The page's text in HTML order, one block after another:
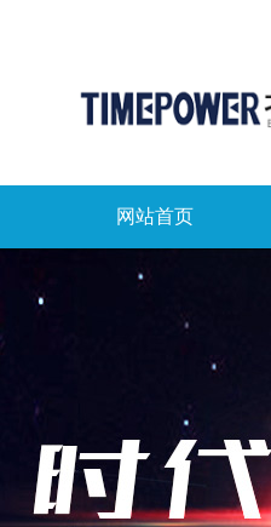
网站首页